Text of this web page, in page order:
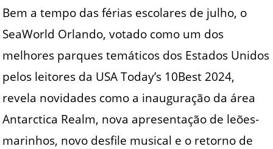
Bem a tempo das férias escolares de julho, o
SeaWorld Orlando, votado como um dos
melhores parques temáticos dos Estados Unidos
pelos leitores da USA Today’s 10Best 2024,
revela novidades como a inauguração da área
Antarctica Realm, nova apresentação de leões-
marinhos, novo desfile musical e o retorno de